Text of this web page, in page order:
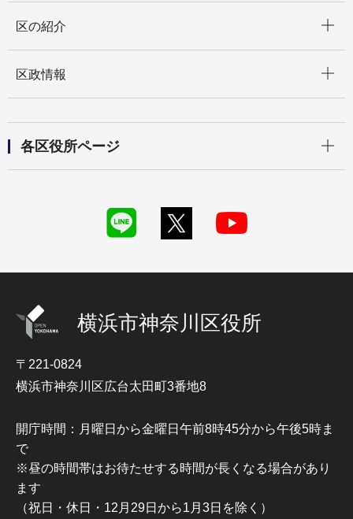
区の紹介
区政情報
各区役所ページ
横浜市神奈川区役所
〒221-0824
横浜市神奈川区広台太田町3番地8
開庁時間：月曜日から金曜日午前8時45分から午後5時ま
で
※昼の時間帯はお待たせする時間が長くなる場合があり
ます
（祝日・休日・12月29日から1月3日を除く）